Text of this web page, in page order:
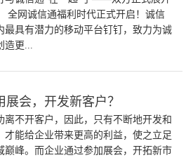
全网诚信通福利时代正式开启！诚信
最具有潜力的移动平台钉钉，致力为诚
造更...
展会，开发新客户？
离不开客户，因此，只有不断地开发和
才能给企业带来更高的利益，使之立足
巅峰。而企业通过参加展会，开拓新市